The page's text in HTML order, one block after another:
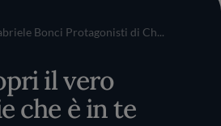
Bonci Protagonisti di Ch...
il vero
che è in te